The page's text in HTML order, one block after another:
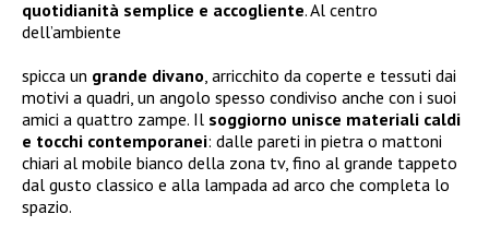
quotidianità semplice e accogliente. Al centro
dell’ambiente
spicca un grande divano, arricchito da coperte e tessuti dai
motivi a quadri, un angolo spesso condiviso anche con i suoi
amici a quattro zampe. Il soggiorno unisce materiali caldi
e tocchi contemporanei: dalle pareti in pietra o mattoni
chiari al mobile bianco della zona tv, fino al grande tappeto
dal gusto classico e alla lampada ad arco che completa lo
spazio.